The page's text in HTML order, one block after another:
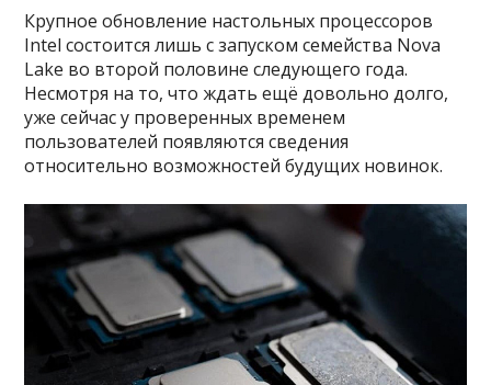
Крупное обновление настольных процессоров
Intel состоится лишь с запуском семейства Nova
Lake во второй половине следующего года.
Несмотря на то, что ждать ещё довольно долго,
уже сейчас у проверенных временем
пользователей появляются сведения
относительно возможностей будущих новинок.